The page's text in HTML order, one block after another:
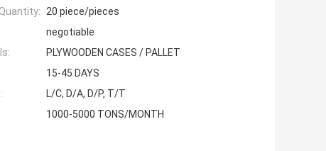
20 piece/pieces
negotiable
PLYWOODEN CASES / PALLET
15-45 DAYS
L/C, D/A, D/P, T/T
1000-5000 TONS/MONTH